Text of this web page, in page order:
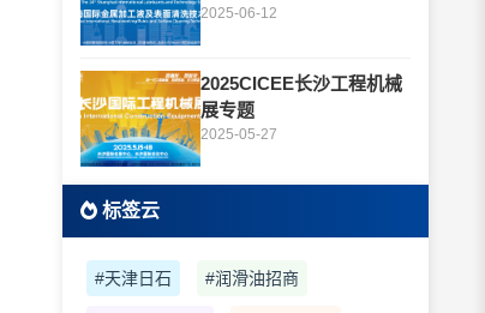
题
2025-06-12
2025CICEE长沙工程机械
展专题
2025-05-27
标签云
#天津日石 #润滑油招商